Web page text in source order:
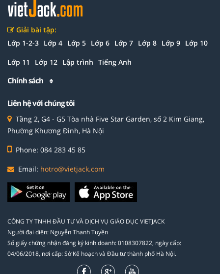
Giải bài tập:
Lớp 1-2-3 Lớp 4 Lớp 5 Lớp 6 Lớp 7 Lớp 8 Lớp 9 Lớp 10
Lớp 11 Lớp 12 Lập trình Tiếng Anh
Chính sách
Liên hệ với chúng tôi
Tầng 2, G4 - G5 Tòa nhà Five Star Garden, số 2 Kim Giang,
Phường Khương Đình, Hà Nội
Phone: 084 283 45 85
Email: hotro@vietjack.com
CÔNG TY TNHH ĐẦU TƯ VÀ DỊCH VỤ GIÁO DỤC VIETJACK
Người đại diện: Nguyễn Thanh Tuyền
Số giấy chứng nhận đăng ký kinh doanh: 0108307822, ngày cấp:
04/06/2018, nơi cấp: Sở Kế hoạch và Đầu tư thành phố Hà Nội.